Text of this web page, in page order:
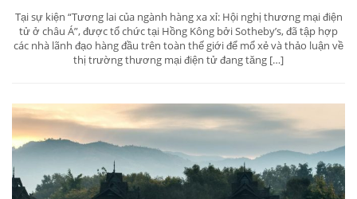
Tại sự kiện “Tương lai của ngành hàng xa xỉ: Hội nghị thương mại điện
tử ở châu Á”, được tổ chức tại Hồng Kông bởi Sotheby’s, đã tập hợp
các nhà lãnh đạo hàng đầu trên toàn thế giới để mổ xẻ và thảo luận về
thị trường thương mại điện tử đang tăng […]